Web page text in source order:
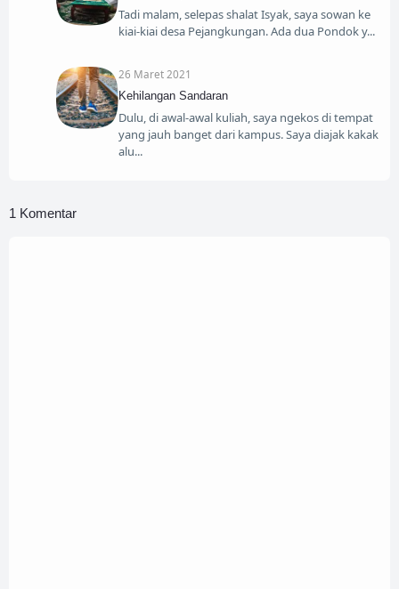
Tadi malam, selepas shalat Isyak, saya sowan ke
kiai-kiai desa Pejangkungan. Ada dua Pondok y
26 Maret 2021
Kehilangan Sandaran
Dulu, di awal-awal kuliah, saya ngekos di tempat
yang jauh banget dari kampus. Saya diajak kakak
alu
1 Komentar